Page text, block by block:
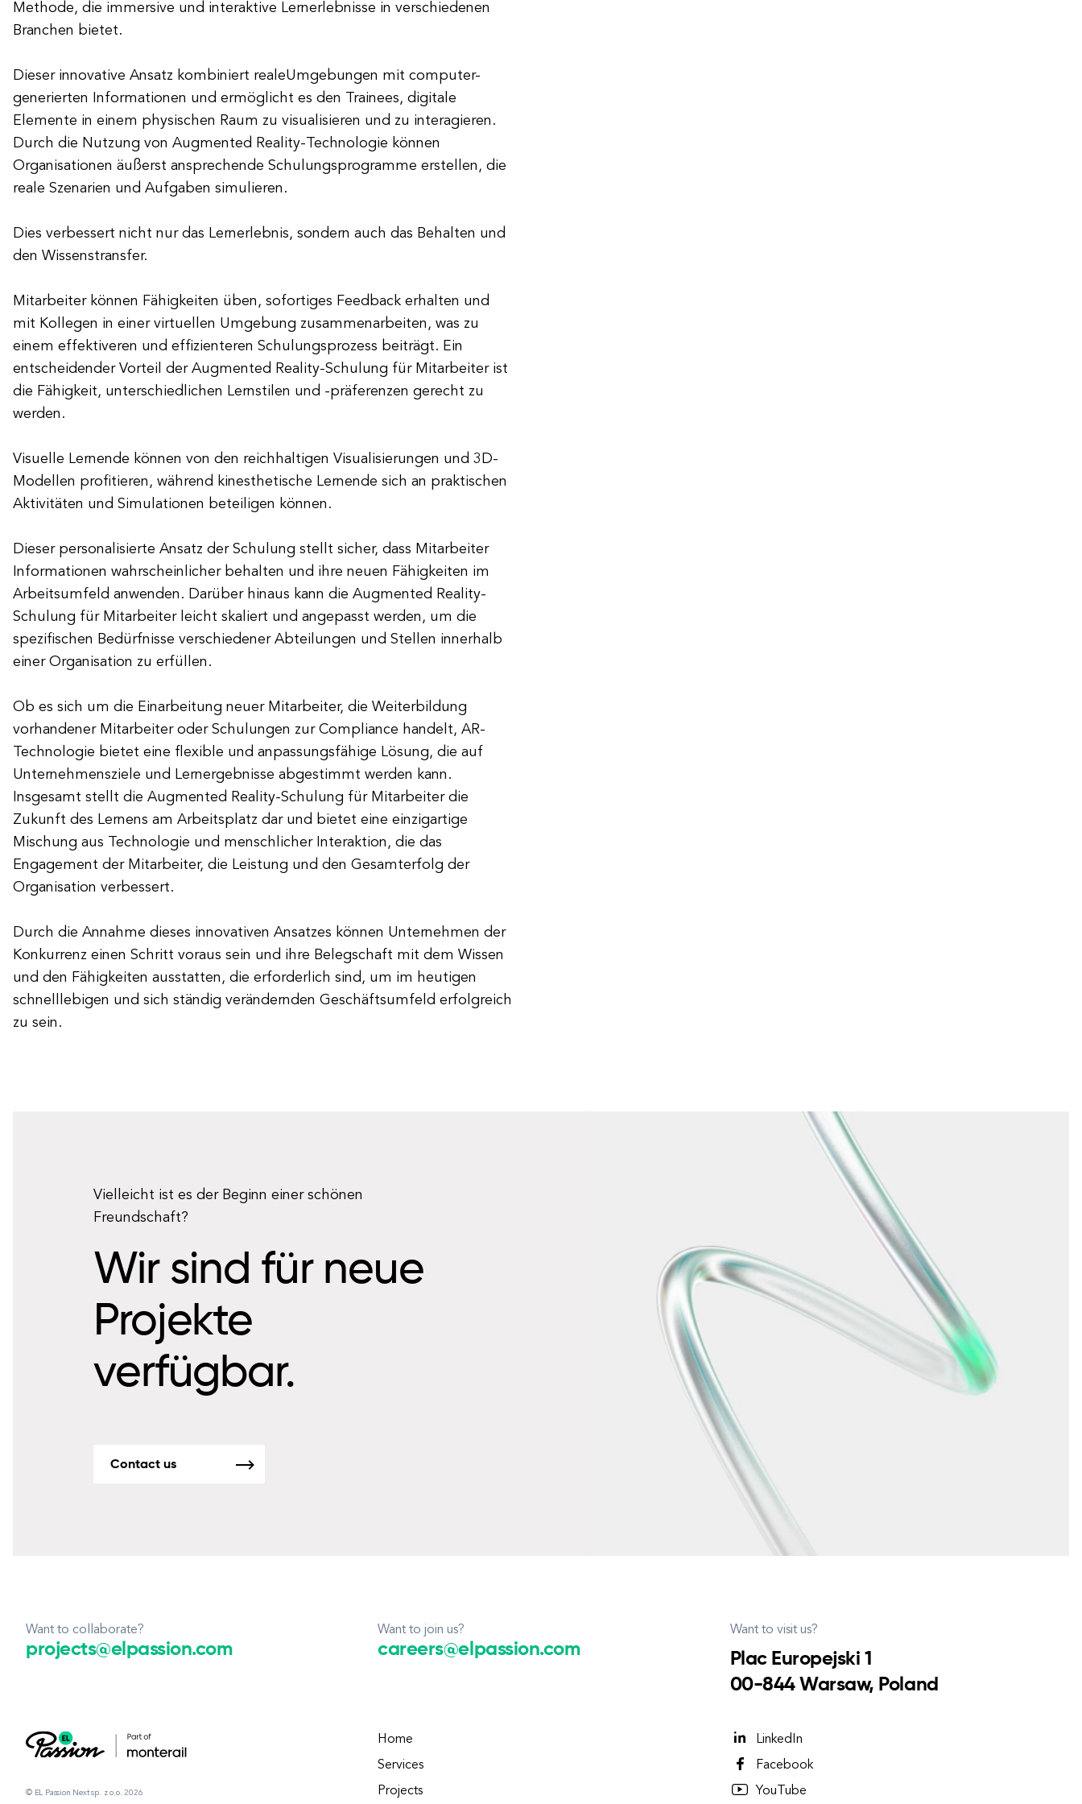
Methode, die immersive und interaktive Lernerlebnisse in verschiedenen
Branchen bietet.
Dieser innovative Ansatz kombiniert realeUmgebungen mit computer-
generierten Informationen und ermöglicht es den Trainees, digitale
Elemente in einem physischen Raum zu visualisieren und zu interagieren.
Durch die Nutzung von Augmented Reality-Technologie können
Organisationen äußerst ansprechende Schulungsprogramme erstellen, die
reale Szenarien und Aufgaben simulieren.
Dies verbessert nicht nur das Lernerlebnis, sondern auch das Behalten und
den Wissenstransfer.
Mitarbeiter können Fähigkeiten üben, sofortiges Feedback erhalten und
mit Kollegen in einer virtuellen Umgebung zusammenarbeiten, was zu
einem effektiveren und effizienteren Schulungsprozess beiträgt. Ein
entscheidender Vorteil der Augmented Reality-Schulung für Mitarbeiter ist
die Fähigkeit, unterschiedlichen Lernstilen und -präferenzen gerecht zu
werden.
Visuelle Lernende können von den reichhaltigen Visualisierungen und 3D-
Modellen profitieren, während kinesthetische Lernende sich an praktischen
Aktivitäten und Simulationen beteiligen können.
Dieser personalisierte Ansatz der Schulung stellt sicher, dass Mitarbeiter
Informationen wahrscheinlicher behalten und ihre neuen Fähigkeiten im
Arbeitsumfeld anwenden. Darüber hinaus kann die Augmented Reality-
Schulung für Mitarbeiter leicht skaliert und angepasst werden, um die
spezifischen Bedürfnisse verschiedener Abteilungen und Stellen innerhalb
einer Organisation zu erfüllen.
Ob es sich um die Einarbeitung neuer Mitarbeiter, die Weiterbildung
vorhandener Mitarbeiter oder Schulungen zur Compliance handelt, AR-
Technologie bietet eine flexible und anpassungsfähige Lösung, die auf
Unternehmensziele und Lernergebnisse abgestimmt werden kann.
Insgesamt stellt die Augmented Reality-Schulung für Mitarbeiter die
Zukunft des Lernens am Arbeitsplatz dar und bietet eine einzigartige
Mischung aus Technologie und menschlicher Interaktion, die das
Engagement der Mitarbeiter, die Leistung und den Gesamterfolg der
Organisation verbessert.
Durch die Annahme dieses innovativen Ansatzes können Unternehmen der
Konkurrenz einen Schritt voraus sein und ihre Belegschaft mit dem Wissen
und den Fähigkeiten ausstatten, die erforderlich sind, um im heutigen
schnelllebigen und sich ständig verändernden Geschäftsumfeld erfolgreich
zu sein.
Vielleicht ist es der Beginn einer schönen
Freundschaft?
Wir sind für neue
Projekte
verfügbar.
Contact us
Want to collaborate?
projects@elpassion.com
Want to join us?
careers@elpassion.com
Want to visit us?
Plac Europejski 1
00-844 Warsaw, Poland
© EL Passion Next sp. z o.o. 2026
Home
Services
Projects
LinkedIn
Facebook
YouTube